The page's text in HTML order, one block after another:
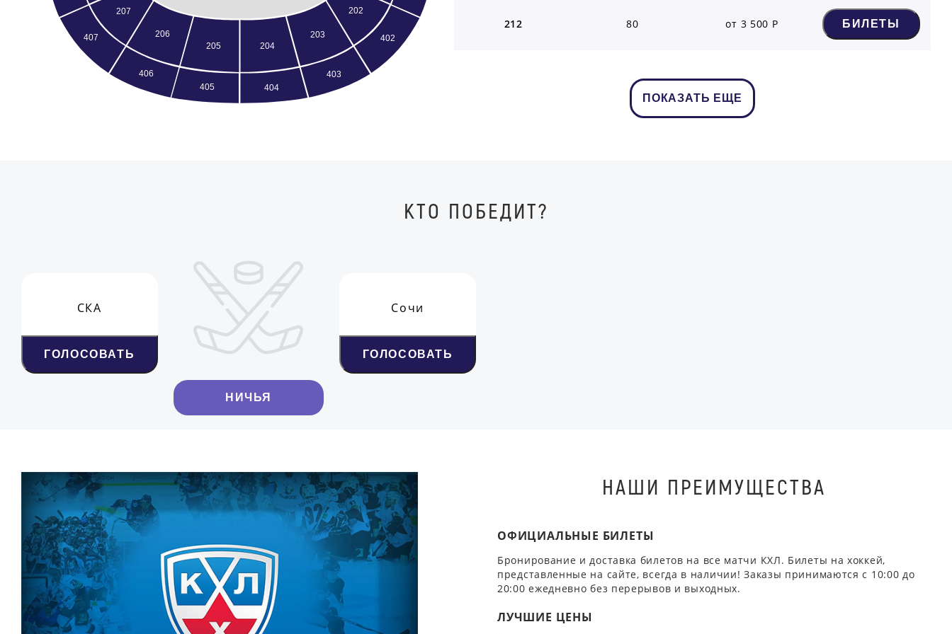
402
403
404
405
406
407
202
203
204
205
206
207
212 80 от 3 500 Р БИЛЕТЫ
ПОКАЗАТЬ ЕЩЕ
КТО ПОБЕДИТ?
СКА
ГОЛОСОВАТЬ
НИЧЬЯ
Сочи
ГОЛОСОВАТЬ
НАШИ ПРЕИМУЩЕСТВА
ОФИЦИАЛЬНЫЕ БИЛЕТЫ
Бронирование и доставка билетов на все матчи КХЛ. Билеты на хоккей,
представленные на сайте, всегда в наличии! Заказы принимаются с 10:00 до
20:00 ежедневно без перерывов и выходных.
ЛУЧШИЕ ЦЕНЫ